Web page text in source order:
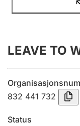
Årsrekneskap
Innsending og
Tinglysing
LEAVE TO
832 441 732
Status